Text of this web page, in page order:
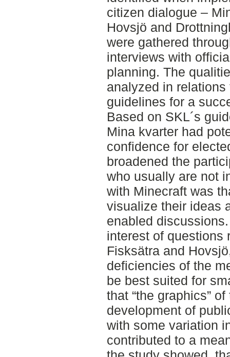
citizen dialogue –
Hovsjö and
were gathered
interviews with
planning. The
analyzed in relations
guidelines for a
Based on SKL´s
Mina kvarter had
confidence for
broadened the
who usually are not
with Minecraft was
visualize their ideas
enabled
interest of questions
Fisksätra and
deficiencies of the
be best suited for
that “the graphics”
development of
with some variation
contributed to a